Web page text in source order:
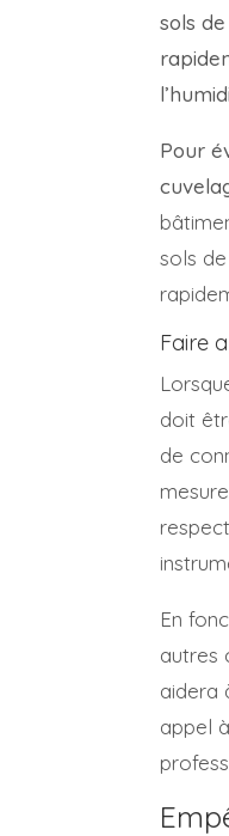
sols
Pour
sols
Faire
doit
de
En
autres
aidera
appel